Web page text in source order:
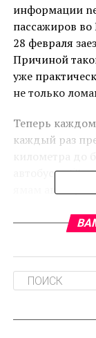
информации
пассажиров во
28 февраля
Причиной
уже
не только
Теперь
каждый раз
автобусов 53-
ямам
Со стороны
заявление,
Суздальский
«Содышка».